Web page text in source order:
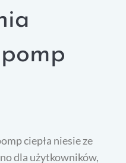
ciepła niesie ze
dla użytkowników,